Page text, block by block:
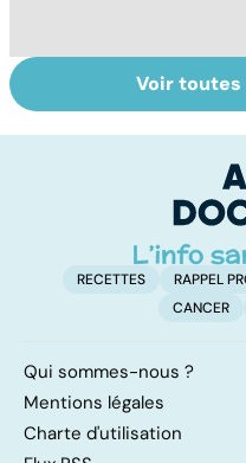
Intoxications
alimentaires :
Voir toutes
RECETTES RAPPEL
CANCER
Qui sommes-nous ?
Mentions légales
Charte d'utilisation